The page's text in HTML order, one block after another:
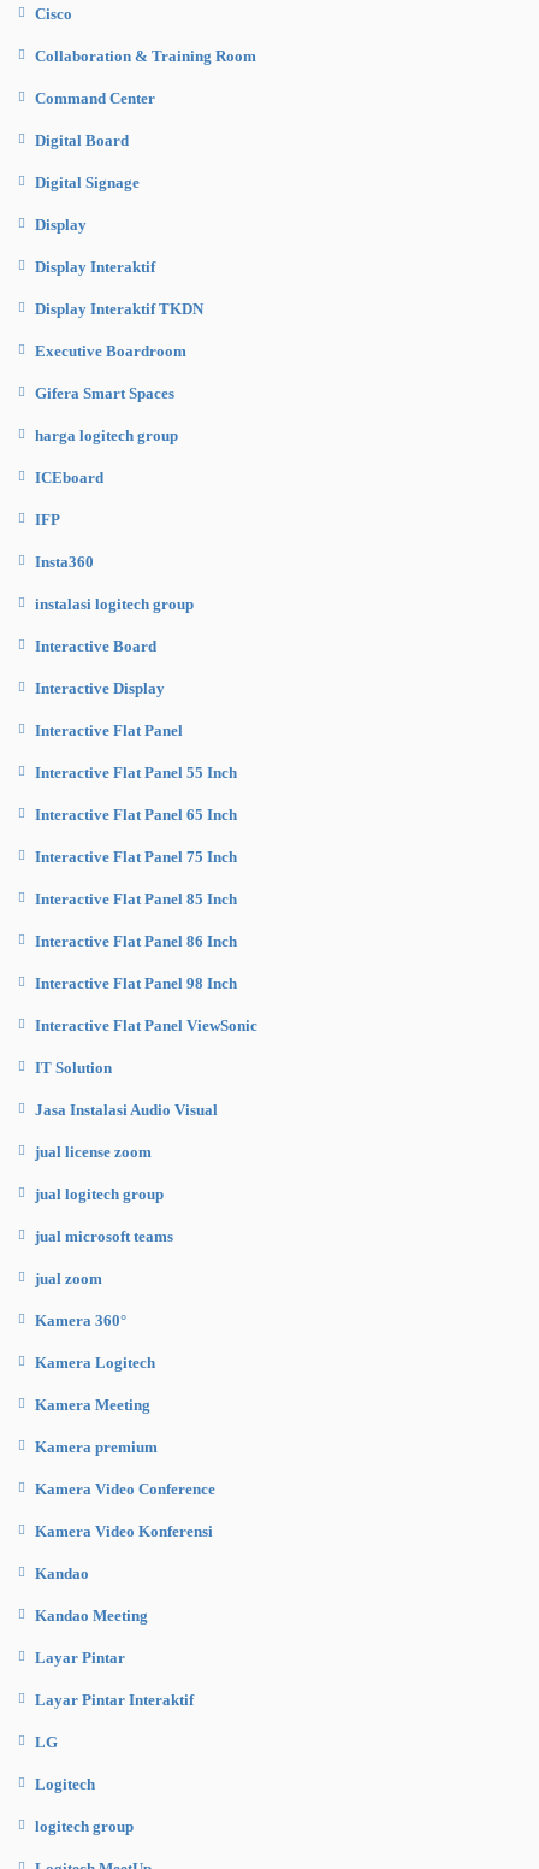
Cisco
Collaboration & Training Room
Command Center
Digital Board
Digital Signage
Display
Display Interaktif
Display Interaktif TKDN
Executive Boardroom
Gifera Smart Spaces
harga logitech group
ICEboard
IFP
Insta360
instalasi logitech group
Interactive Board
Interactive Display
Interactive Flat Panel
Interactive Flat Panel 55 Inch
Interactive Flat Panel 65 Inch
Interactive Flat Panel 75 Inch
Interactive Flat Panel 85 Inch
Interactive Flat Panel 86 Inch
Interactive Flat Panel 98 Inch
Interactive Flat Panel ViewSonic
IT Solution
Jasa Instalasi Audio Visual
jual license zoom
jual logitech group
jual microsoft teams
jual zoom
Kamera 360°
Kamera Logitech
Kamera Meeting
Kamera premium
Kamera Video Conference
Kamera Video Konferensi
Kandao
Kandao Meeting
Layar Pintar
Layar Pintar Interaktif
LG
Logitech
logitech group